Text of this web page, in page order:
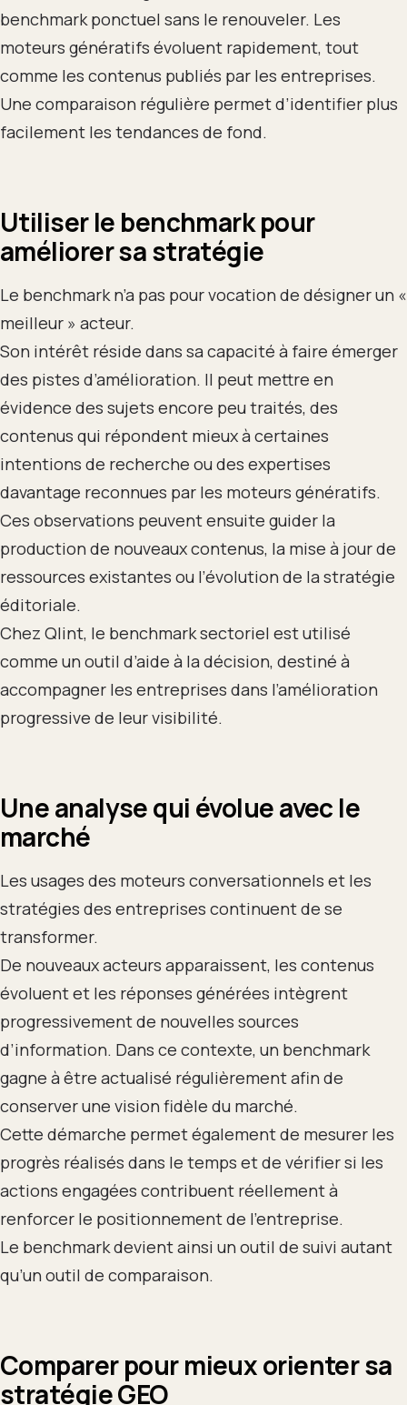
benchmark ponctuel sans le renouveler. Les
moteurs génératifs évoluent rapidement, tout
comme les contenus publiés par les entreprises.
Une comparaison régulière permet d’identifier plus
facilement les tendances de fond.
Utiliser le benchmark pour
améliorer sa stratégie
Le benchmark n’a pas pour vocation de désigner un «
meilleur » acteur.
Son intérêt réside dans sa capacité à faire émerger
des pistes d’amélioration. Il peut mettre en
évidence des sujets encore peu traités, des
contenus qui répondent mieux à certaines
intentions de recherche ou des expertises
davantage reconnues par les moteurs génératifs.
Ces observations peuvent ensuite guider la
production de nouveaux contenus, la mise à jour de
ressources existantes ou l’évolution de la stratégie
éditoriale.
Chez Qlint, le benchmark sectoriel est utilisé
comme un outil d’aide à la décision, destiné à
accompagner les entreprises dans l’amélioration
progressive de leur visibilité.
Une analyse qui évolue avec le
marché
Les usages des moteurs conversationnels et les
stratégies des entreprises continuent de se
transformer.
De nouveaux acteurs apparaissent, les contenus
évoluent et les réponses générées intègrent
progressivement de nouvelles sources
d’information. Dans ce contexte, un benchmark
gagne à être actualisé régulièrement afin de
conserver une vision fidèle du marché.
Cette démarche permet également de mesurer les
progrès réalisés dans le temps et de vérifier si les
actions engagées contribuent réellement à
renforcer le positionnement de l’entreprise.
Le benchmark devient ainsi un outil de suivi autant
qu’un outil de comparaison.
Comparer pour mieux orienter sa
stratégie GEO